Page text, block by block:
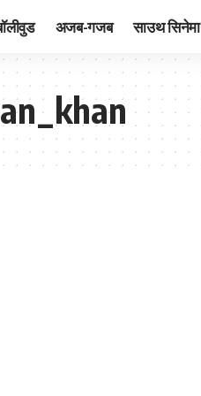
अजब-गजब साउथ सिनेमा